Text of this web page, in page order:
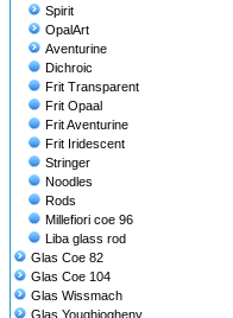
Spirit
OpalArt
Aventurine
Dichroic
Frit Transparent
Frit Opaal
Frit Aventurine
Frit Iridescent
Stringer
Noodles
Rods
Millefiori coe 96
Liba glass rod
Glas Coe 82
Glas Coe 104
Glas Wissmach
Glas Youghiogheny